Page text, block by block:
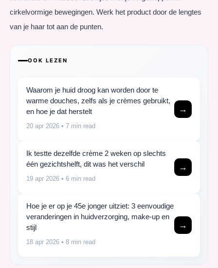
cirkelvormige bewegingen. Werk het product door de lengtes
van je haar tot aan de punten.
OOK LEZEN
Waarom je huid droog kan worden door te
warme douches, zelfs als je crèmes gebruikt,
en hoe je dat herstelt
20 apr 2026 • 7 min read
→
Ik testte dezelfde crème 2 weken op slechts
één gezichtshelft, dit was het verschil
19 apr 2026 • 6 min read
→
Hoe je er op je 45e jonger uitziet: 3 eenvoudige
veranderingen in huidverzorging, make-up en
stijl
18 apr 2026 • 8 min read
→